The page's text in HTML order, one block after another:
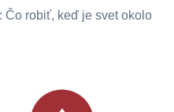
Čo robiť, keď je svet okolo